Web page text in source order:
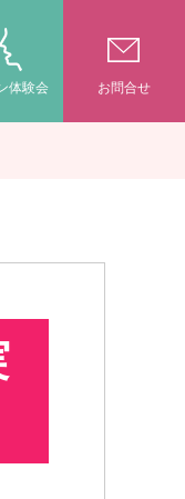
体験会 お問合せ